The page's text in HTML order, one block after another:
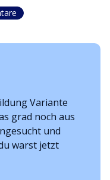
Variante
grad noch aus
und
warst jetzt